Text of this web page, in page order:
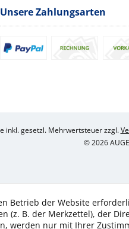
Unsere Zahlungsarten
inkl. gesetzl. Mehrwertsteuer zzgl.
© 2026
Betrieb der Website
(z. B. der Merkzettel), der
werden nur mit Ihrer